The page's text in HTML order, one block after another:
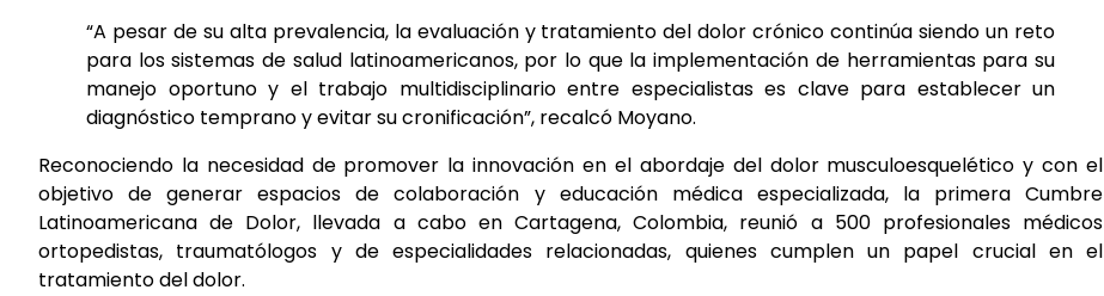
“A pesar de su alta prevalencia, la evaluación y tratamiento del dolor crónico continúa siendo un reto
para los sistemas de salud latinoamericanos, por lo que la implementación de herramientas para su
manejo oportuno y el trabajo multidisciplinario entre especialistas es clave para establecer un
diagnóstico temprano y evitar su cronificación”, recalcó Moyano.
Reconociendo la necesidad de promover la innovación en el abordaje del dolor musculoesquelético y con el
objetivo de generar espacios de colaboración y educación médica especializada, la primera Cumbre
Latinoamericana de Dolor, llevada a cabo en Cartagena, Colombia, reunió a 500 profesionales médicos
ortopedistas, traumatólogos y de especialidades relacionadas, quienes cumplen un papel crucial en el
tratamiento del dolor.